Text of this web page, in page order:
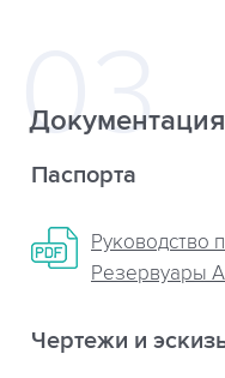
Паспорта
Руководство
Резервуары
Чертежи и